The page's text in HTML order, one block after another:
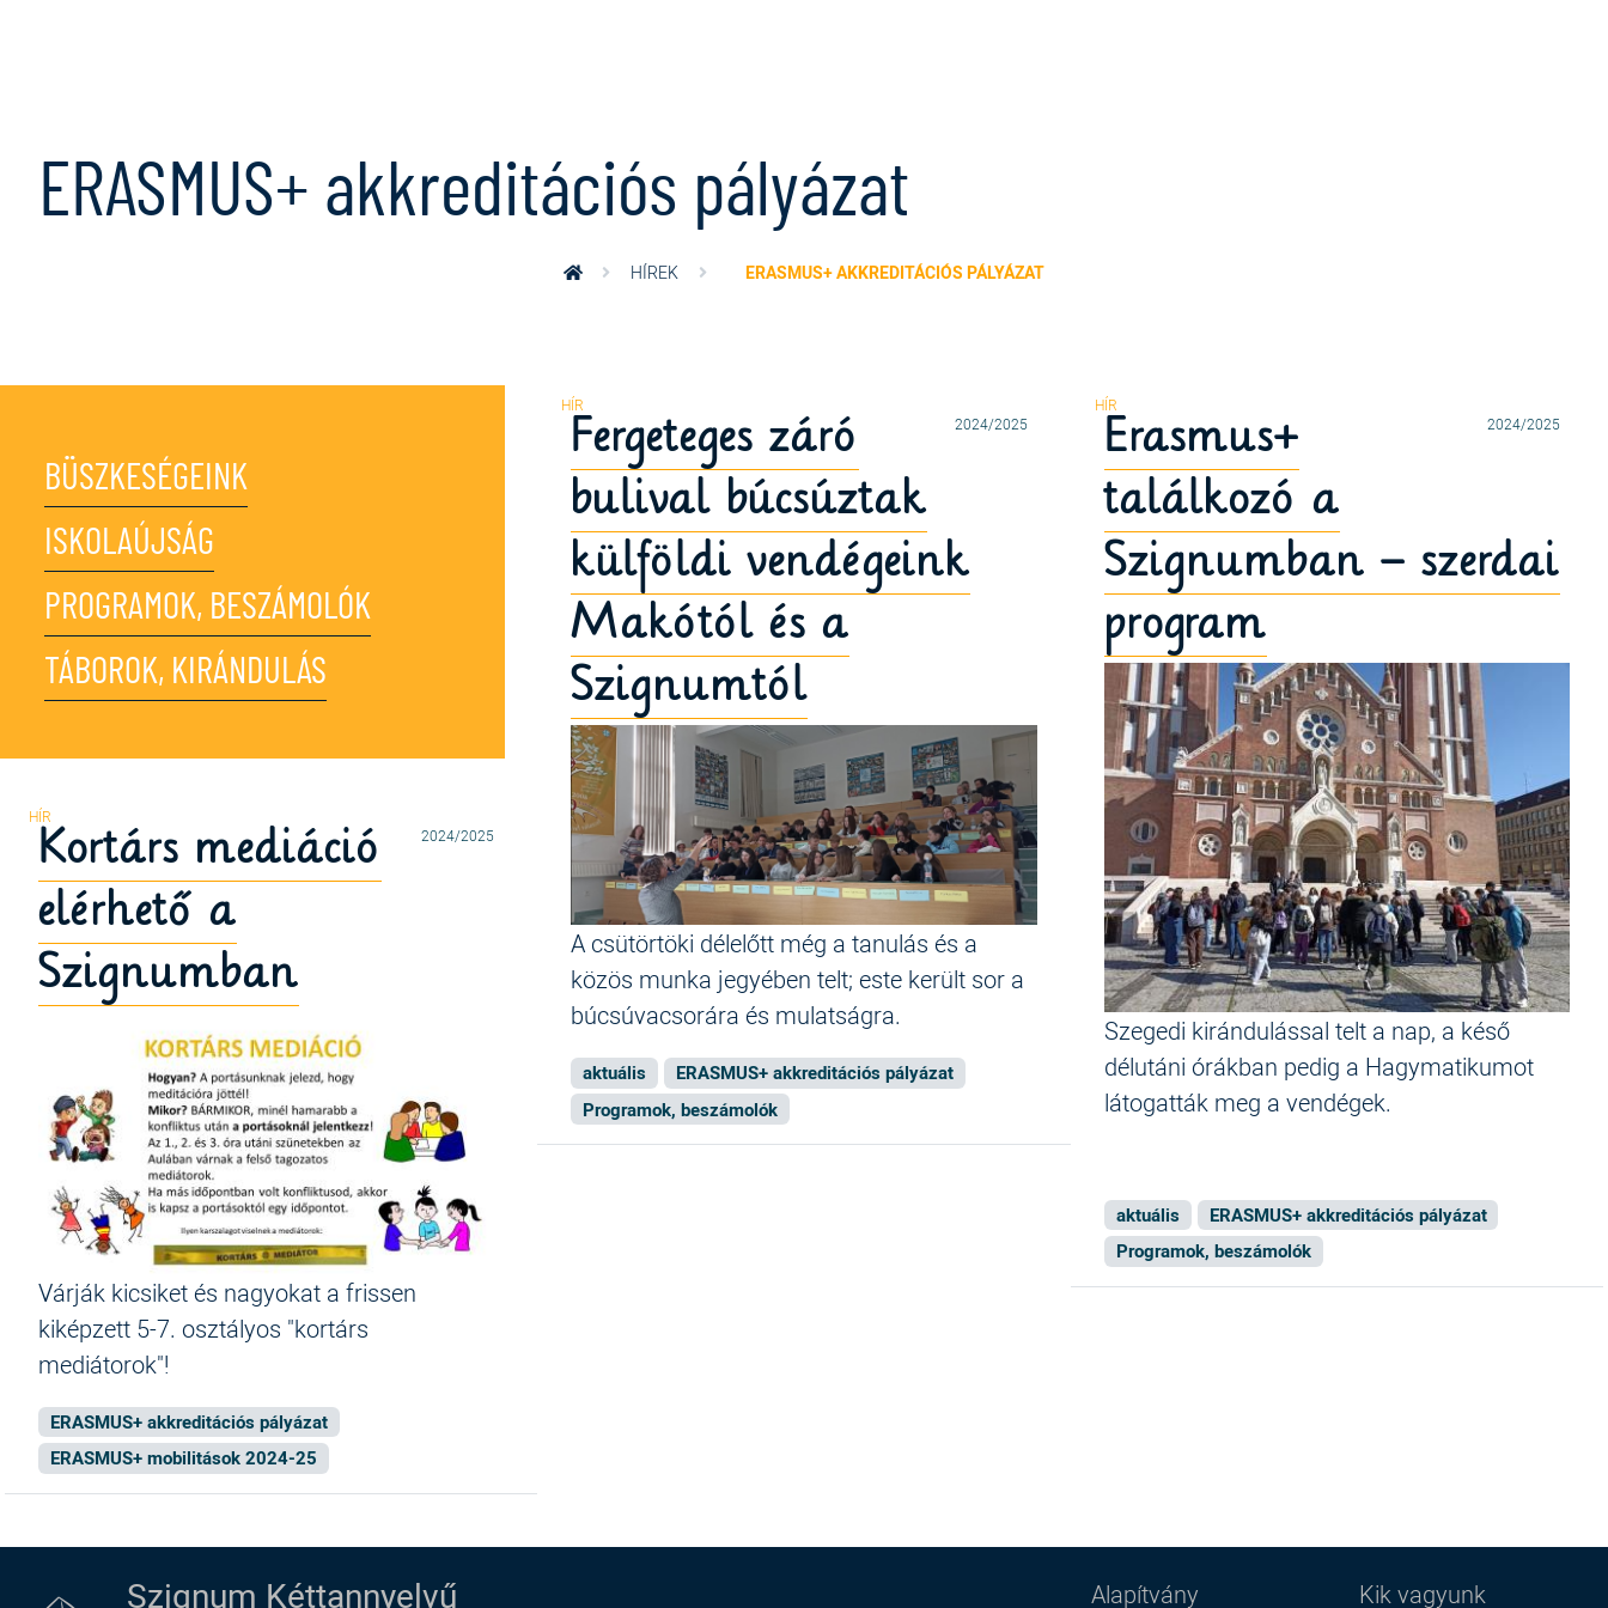
ERASMUS+ akkreditációs pályázat
HÍREK ERASMUS+ AKKREDITÁCIÓS PÁLYÁZAT
BÜSZKESÉGEINK
ISKOLAÚJSÁG
PROGRAMOK, BESZÁMOLÓK
TÁBOROK, KIRÁNDULÁS
2024/2025
Fergeteges záró
bulival búcsúztak
külföldi vendégeink
Makótól és a
Szignumtól
A csütörtöki délelőtt még a tanulás és a
közös munka jegyében telt; este került sor a
búcsúvacsorára és mulatságra.
aktuális
ERASMUS+ akkreditációs pályázat
Programok, beszámolók
2024/2025
Erasmus+
találkozó a
Szignumban – szerdai
program
Szegedi kirándulással telt a nap, a késő
délutáni órákban pedig a Hagymatikumot
látogatták meg a vendégek.
aktuális
ERASMUS+ akkreditációs pályázat
Programok, beszámolók
2024/2025
Kortárs mediáció
elérhető a
Szignumban
Várják kicsiket és nagyokat a frissen
kiképzett 5-7. osztályos "kortárs
mediátorok"!
ERASMUS+ akkreditációs pályázat
ERASMUS+ mobilitások 2024-25
Szignum Kéttannyelvű Alapítvány Kik vagyunk